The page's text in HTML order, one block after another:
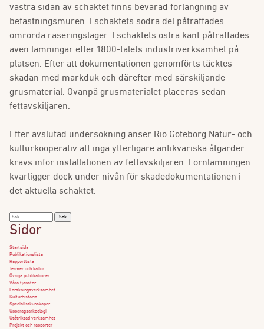
västra sidan av schaktet finns bevarad förlängning av
befästningsmuren. I schaktets södra del påträffades
omrörda raseringslager. I schaktets östra kant påträffades
även lämningar efter 1800-talets industriverksamhet på
platsen. Efter att dokumentationen genomförts täcktes
skadan med markduk och därefter med särskiljande
grusmaterial. Ovanpå grusmaterialet placeras sedan
fettavskiljaren.
Efter avslutad undersökning anser Rio Göteborg Natur- och
kulturkooperativ att inga ytterligare antikvariska åtgärder
krävs inför installationen av fettavskiljaren. Fornlämningen
kvarligger dock under nivån för skadedokumentationen i
det aktuella schaktet.
Sök
efter:
Sidor
Startsida
Publikationslista
Rapportlista
Termer och källor
Övriga publikationer
Våra tjänster
Forskningsverksamhet
Kulturhistoria
Specialistkunskaper
Uppdragsarkeologi
Utåtriktad verksamhet
Projekt och rapporter